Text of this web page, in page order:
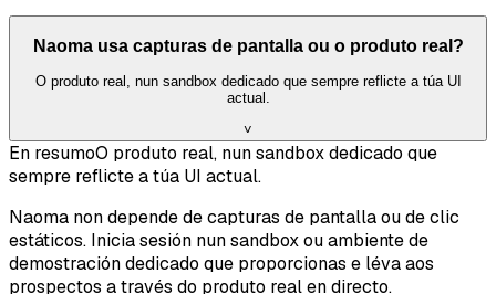
Naoma usa capturas de pantalla ou o produto real?
O produto real, nun sandbox dedicado que sempre reflicte a túa UI
actual.
˅
En resumoO produto real, nun sandbox dedicado que
sempre reflicte a túa UI actual.
Naoma non depende de capturas de pantalla ou de clic
estáticos. Inicia sesión nun sandbox ou ambiente de
demostración dedicado que proporcionas e léva aos
prospectos a través do produto real en directo.